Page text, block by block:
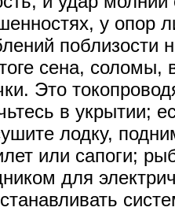
у опор
поблизости
сена,
Это
в укрытии;
лодку,
или сапоги;
для